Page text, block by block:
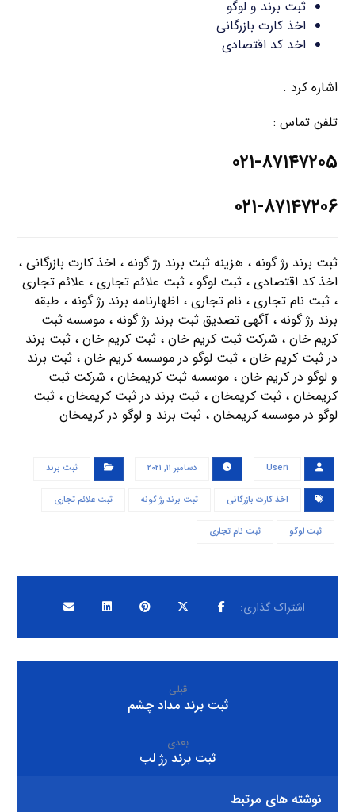
ثبت برند و لوگو
اخذ کارت بازرگانی
اخد کد اقتصادی
اشاره کرد .
تلفن تماس :
۰۲۱-۸۷۱۴۷۲۰۵
۰۲۱-۸۷۱۴۷۲۰۶
ثبت برند رژ گونه ، هزینه ثبت برند رژ گونه ، اخذ کارت بازرگانی ،
اخذ کد اقتصادی ، ثبت لوگو ، ثبت علائم تجاری ، علائم تجاری
، ثبت نام تجاری ، نام تجاری ، اظهارنامه برند رژ گونه ، طبقه
برند رژ گونه ، آگهی تصدیق ثبت برند رژ گونه ، موسسه ثبت
کریم خان ، شرکت ثبت کریم خان ، ثبت کریم خان ، ثبت برند
در ثبت کریم خان ، ثبت لوگو در موسسه کریم خان ، ثبت برند
و لوگو در کریم خان ، موسسه ثبت کریمخان ، شرکت ثبت
کریمخان ، ثبت کریمخان ، ثبت برند در ثبت کریمخان ، ثبت
لوگو در موسسه کریمخان ، ثبت برند و لوگو در کریمخان
User۱ دسامبر ۱۱, ۲۰۲۱ ثبت برند
اخذ کارت بازرگانی ثبت برند رژ گونه ثبت علائم تجاری
ثبت لوگو ثبت نام تجاری
قبلی
ثبت برند مداد چشم
بعدی
ثبت برند رژ لب
نوشته های مرتبط